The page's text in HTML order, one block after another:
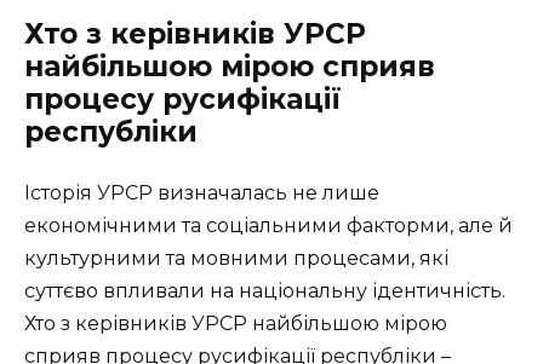
Хто з керівників УРСР
найбільшою мірою сприяв
процесу русифікації
республіки
Історія УРСР визначалась не лише
економічними та соціальними факторми, але й
культурними та мовними процесами, які
суттєво впливали на національну ідентичність.
Хто з керівників УРСР найбільшою мірою
сприяв процесу русифікації республіки –